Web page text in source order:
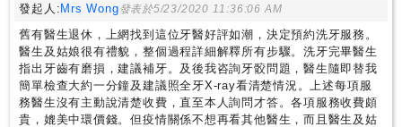
按
區
搜
尋
發起人:Mrs Wong 發表於5/23/2020 11:36:06 AM
舊有醫生退休，上網找到這位牙醫好評如潮，決定預約洗牙服務。
醫生及姑娘很有禮貌，整個過程詳細解釋所有步驟。洗牙完畢醫生
指出牙齒有磨損，建議補牙。及後我咨詢牙骹問題，醫生隨即替我
簡單檢查大約一分鐘及建議照全牙X-ray看清楚情況。上述每項服
務醫生沒有主動說清楚收費，直至本人詢問才答。各項服務收費頗
貴，媲美中環價錢。但疫情關係不想再看其他醫生，而且醫生及姑